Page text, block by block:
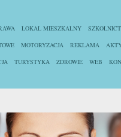
LOKAL MIESZKALNY
MOTORYZACJA REKLAMA
TURYSTYKA ZDROWIE WEB